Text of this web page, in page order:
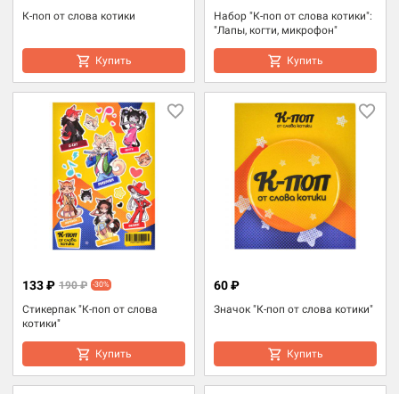
К-поп от слова котики
Купить
Набор "К-поп от слова котики":
"Лапы, когти, микрофон"
Купить
Cтикерпак "К-поп от слова
котики"
133 ₽ 190 ₽ -30%
Купить
Значок "К-поп от слова котики"
60 ₽
Купить